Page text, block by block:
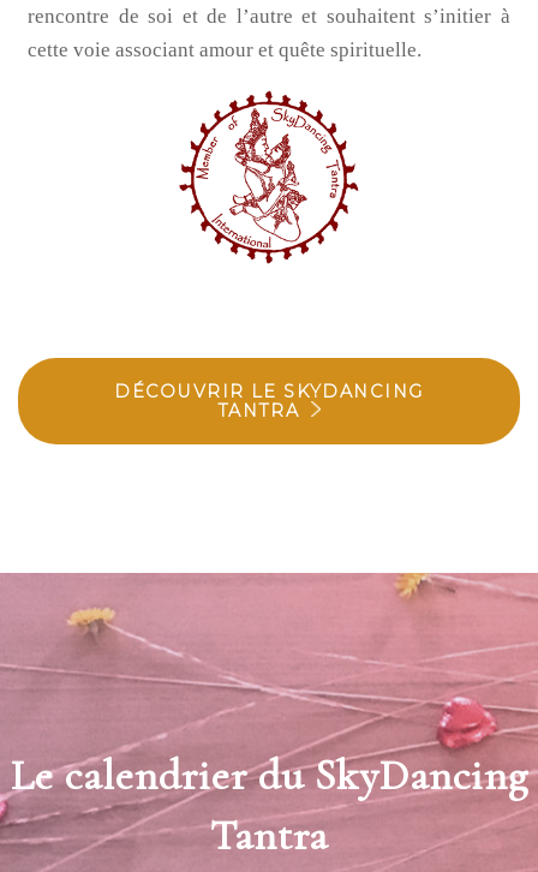
rencontre de soi et de l’autre et souhaitent s’initier à
cette voie associant amour et quête spirituelle.
DÉCOUVRIR LE SKYDANCING
TANTRA
Le calendrier du SkyDancing
Tantra